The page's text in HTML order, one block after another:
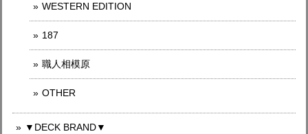
WESTERN EDITION
187
職人相模原
OTHER
▼DECK BRAND▼